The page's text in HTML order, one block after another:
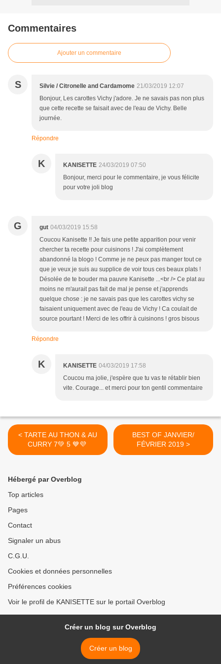
Commentaires
Ajouter un commentaire
S Silvie / Citronelle and Cardamome 21/03/2019 12:07
Bonjour, Les carottes Vichy j'adore. Je ne savais pas non plus
que cette recette se faisait avec de l'eau de Vichy. Belle
journée.
Répondre
K KANISETTE 24/03/2019 07:50
Bonjour, merci pour le commentaire, je vous félicite
pour votre joli blog
G gut 04/03/2019 15:58
Coucou Kanisette !! Je fais une petite apparition pour venir
chercher ta recette pour cuisinons ! J'ai complètement
abandonné la blogo ! Comme je ne peux pas manger tout ce
que je veux je suis au supplice de voir tous ces beaux plats !
Désolée de te bouder ma pauvre Kanisette ...<br /> Ce plat au
moins ne m'aurait pas fait de mal je pense et j'apprends
quelque chose : je ne savais pas que les carottes vichy se
faisaient uniquement avec de l'eau de Vichy ! Ca coulait de
source pourtant ! Merci de les offrir à cuisinons ! gros bisous
Répondre
K KANISETTE 04/03/2019 17:58
Coucou ma jolie, j'espère que tu vas te rétablir bien
vite. Courage... et merci pour ton gentil commentaire
< TARTE AU THON & AU
CURRY 7💚 5 💙💜
BEST OF JANVIER/
FÉVRIER 2019 >
Hébergé par Overblog
Top articles
Pages
Contact
Signaler un abus
C.G.U.
Cookies et données personnelles
Préférences cookies
Voir le profil de KANISETTE sur le portail Overblog
Créer un blog sur Overblog
Créer un blog